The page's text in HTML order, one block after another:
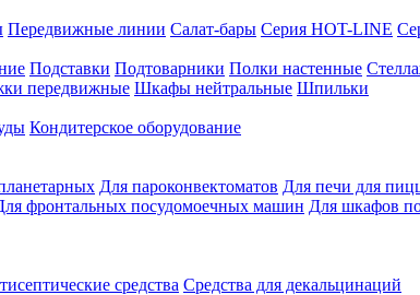
Передвижные линии Салат-бары Серия HOT-LINE
Подставки Подтоварники Полки настенные
передвижные Шкафы нейтральные Шпильки
Кондитерское оборудование
Для пароконвектоматов Для печи для
фронтальных посудомоечных машин Для шкафов
средства Средства для декальцинаций